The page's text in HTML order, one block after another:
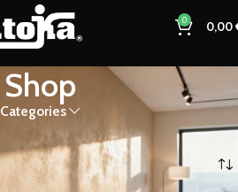
0 0,00
Shop
Categories
Mostrando 181–192 de 198 resultados